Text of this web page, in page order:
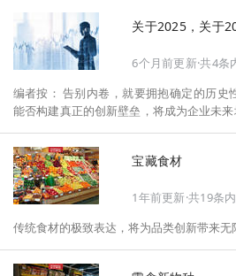
关于2025，关于
6个月前更新·共4条
编者按： 告别内卷，就要拥抱确定的历史性机遇：未来食品健康化。而
能否构建真正的创新壁垒，将成为企业未来增长
将以“创新产品”透视“未来机会”，以全球视
拆解年度标杆的增长逻辑与谋篇布局，深
养”“清洁标签”等热门赛道的爆品基因，从
机会、企业战略布局以及渠道变革等，为行
宝藏食材
1年前更新·共19条
传统食材的极致表达，将为品类创新带来无